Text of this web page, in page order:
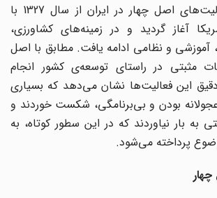
بر این اساس، فعالیت‌‌های اصل چهار در ایران از سال 1327 با
آغاز گردید و در زمینه‌‌ها‌‌ی کشاورزی،
آموزشی و نظامی ادامه یافت. مطابق با اصل
مثبتی در راستای توسعه‌ی کشور انجام
این فعالیت‌‌ها نشان می‌‌دهد که بسیاری
بودن و بی‌برنامگی، شکست خوردند و
بار نیاوردند که در این سطور کوتاه، به
پرداخته می‌‌شود.